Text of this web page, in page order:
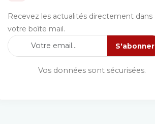
Recevez les actualités directement dans
votre boîte mail.
S'abonner
Vos données sont sécurisées.